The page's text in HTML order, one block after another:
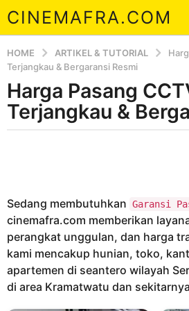
CINEMAFRA.COM
HOME ARTIKEL & TUTORIAL
Terjangkau & Bergaransi Resmi
8
t
a
g
o
8
t
a
h
Harga Pasang
Terjangkau &
d
a
Sedang membutuhkan Garansi
cinemafra.com memberikan
perangkat unggulan, dan harga
kami mencakup hunian, toko,
apartemen di seantero wilayah
di area Kramatwatu dan